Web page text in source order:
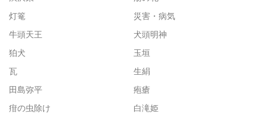
灯篭
災害・病気
牛頭天王
犬頭明神
狛犬
玉垣
瓦
生絹
田島弥平
疱瘡
疳の虫除け
白滝姫